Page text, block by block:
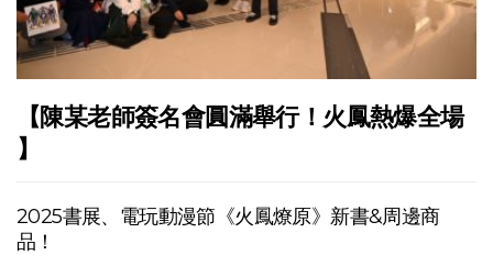
【陳某老師簽名會圓滿舉行！火鳳熱爆全場
】
2025書展、電玩動漫節《火鳳燎原》新書&周邊商
品！